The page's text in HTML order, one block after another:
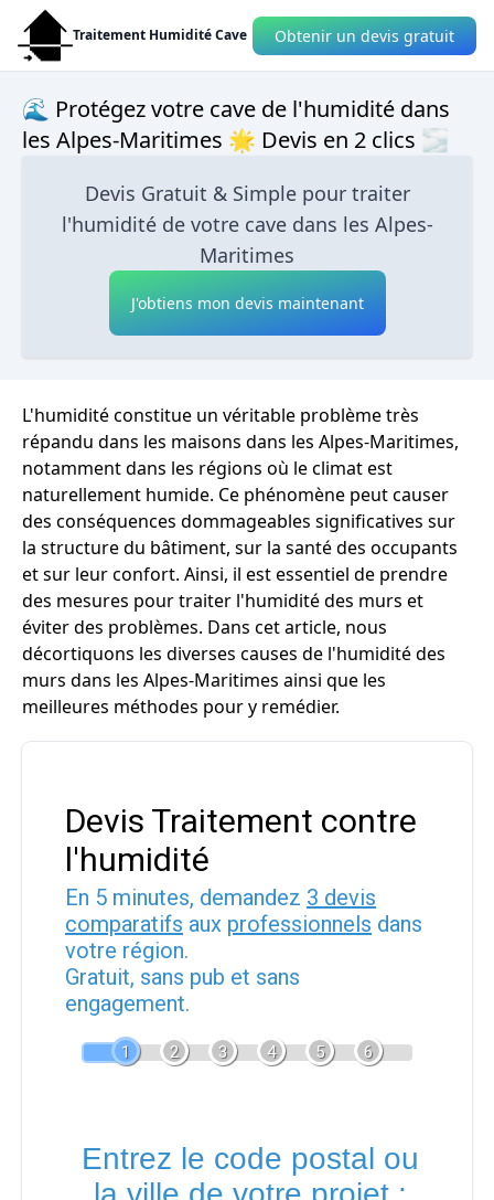
Traitement Humidité Cave Obtenir un devis gratuit
🌊 Protégez votre cave de l'humidité dans
les Alpes-Maritimes 🌟 Devis en 2 clics 🌫
Devis Gratuit & Simple pour traiter
l'humidité de votre cave dans les Alpes-
Maritimes
J'obtiens mon devis maintenant
L'humidité constitue un véritable problème très
répandu dans les maisons dans les Alpes-Maritimes,
notamment dans les régions où le climat est
naturellement humide. Ce phénomène peut causer
des conséquences dommageables significatives sur
la structure du bâtiment, sur la santé des occupants
et sur leur confort. Ainsi, il est essentiel de prendre
des mesures pour traiter l'humidité des murs et
éviter des problèmes. Dans cet article, nous
décortiquons les diverses causes de l'humidité des
murs dans les Alpes-Maritimes ainsi que les
meilleures méthodes pour y remédier.
Devis Traitement contre
l'humidité
En 5 minutes, demandez 3 devis
comparatifs aux professionnels dans
votre région.
Gratuit, sans pub et sans
engagement.
1 2 3 4 5 6
Entrez le code postal ou